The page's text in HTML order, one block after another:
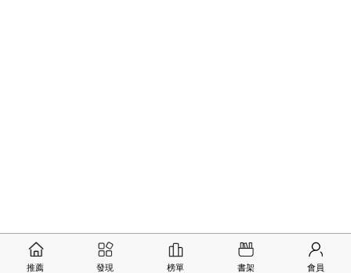
推薦 發現 榜單 書架 會員